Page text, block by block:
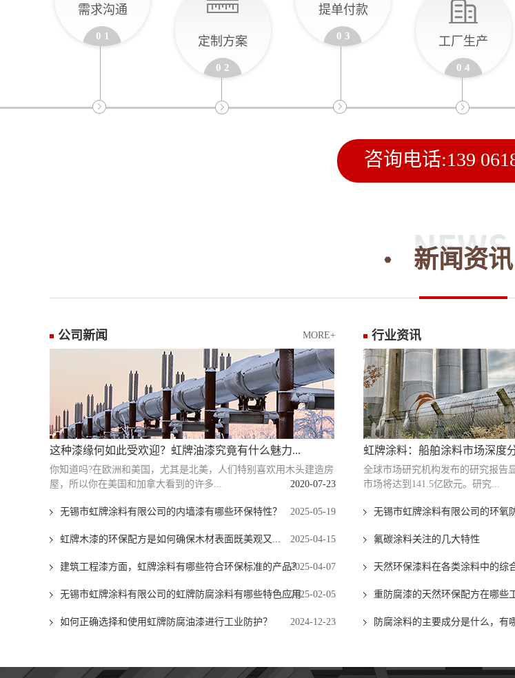
需求沟通
0 1 定制方案
0 2
提单付款
0 3 工厂生产
0 4
咨询电话:139
新闻资讯
公司新闻 MORE+
这种漆缘何如此受欢迎？虹牌油漆究竟有什么魅力...
你知道吗?在欧洲和美国，尤其是北美，人们特别喜欢用木头建造房
屋，所以你在美国和加拿大看到的许多...
2020-07-23
无锡市虹牌涂料有限公司的内墙漆有哪些环保特性？ 2025-05-19
虹牌木漆的环保配方是如何确保木材表面既美观又... 2025-04-15
建筑工程漆方面，虹牌涂料有哪些符合环保标准的产品？2025-04-07
无锡市虹牌涂料有限公司的虹牌防腐涂料有哪些特色应用2025-02-05
如何正确选择和使用虹牌防腐油漆进行工业防护？ 2024-12-23
行业资讯
虹牌涂料：船舶涂料市场深度
全球市场研究机构发布的研究报告
市场将达到141.5亿欧元。研究...
无锡市虹牌涂料有限公司的环氧
氟碳涂料关注的几大特性
天然环保漆料在各类涂料中的综
重防腐漆的天然环保配方在哪些
防腐涂料的主要成分是什么，有